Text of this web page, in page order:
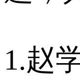
1.赵